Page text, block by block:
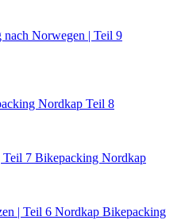
nach Norwegen | Teil 9
Nordkap Teil 8
Teil 7 Bikepacking Nordkap
| Teil 6 Nordkap Bikepacking